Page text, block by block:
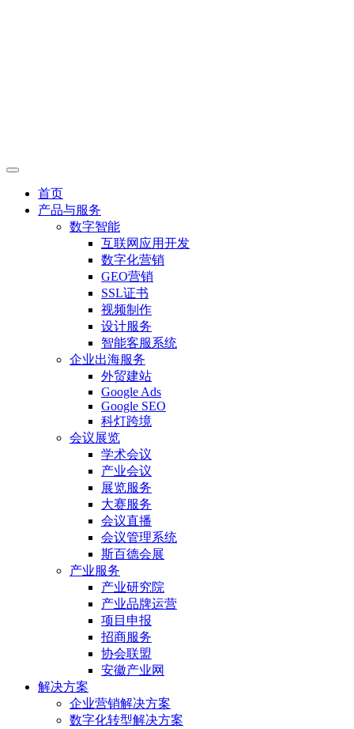
首页
产品与服务
数字智能
互联网应用开发
数字化营销
GEO营销
SSL证书
视频制作
设计服务
智能客服系统
企业出海服务
外贸建站
Google Ads
Google SEO
科灯跨境
会议展览
学术会议
产业会议
展览服务
大赛服务
会议直播
会议管理系统
斯百德会展
产业服务
产业研究院
产业品牌运营
项目申报
招商服务
协会联盟
安徽产业网
解决方案
企业营销解决方案
数字化转型解决方案